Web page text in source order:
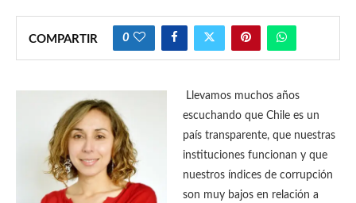
COMPARTIR 0
Llevamos muchos años
escuchando que Chile es un
país transparente, que nuestras
instituciones funcionan y que
nuestros índices de corrupción
son muy bajos en relación a